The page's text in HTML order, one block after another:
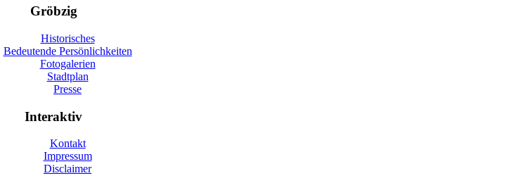
Gröbzig
Historisches
Bedeutende Persönlichkeiten
Fotogalerien
Stadtplan
Presse
Interaktiv
Kontakt
Impressum
Disclaimer